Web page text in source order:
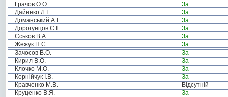
Грачов О.О.
За
Дайнеко Л.І.
За
Доманський А.І.
За
Дорогунцов С.І.
За
Єськов В.А.
За
Жежук Н.С.
За
Зачосов В.О.
За
Кирил В.О.
За
Клочко М.О.
За
Корнійчук І.В.
За
Кравченко М.В.
Відсутній
Круценко В.Я.
За